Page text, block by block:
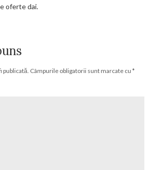
oferte dai.
publicată. Câmpurile obligatorii sunt marcate cu *